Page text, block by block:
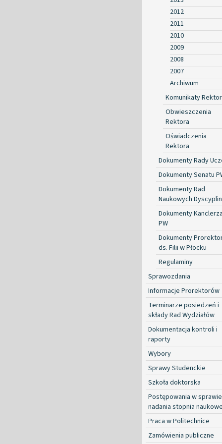
2012
2011
2010
2009
2008
2007
Archiwum
Komunikaty
Obwieszczenia
Rektora
Oświadczenia
Rektora
Dokumenty Rady
Dokumenty Senatu
Dokumenty Rad
Naukowych Dyscyplin
Dokumenty Kanclerza
PW
Dokumenty
ds. Filii w Płocku
Regulaminy
Sprawozdania
Informacje Prorektorów
Terminarze posiedzeń i
składy Rad Wydziałów
Dokumentacja kontroli i
raporty
Wybory
Sprawy Studenckie
Szkoła doktorska
Postępowania w sprawie
nadania stopnia
Praca w Politechnice
Zamówienia publiczne